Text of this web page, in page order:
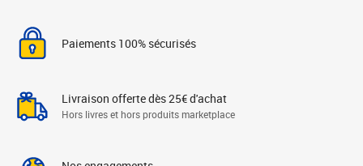
Paiements 100% sécurisés
Livraison offerte dès 25€ d'achat
Hors livres et hors produits marketplace